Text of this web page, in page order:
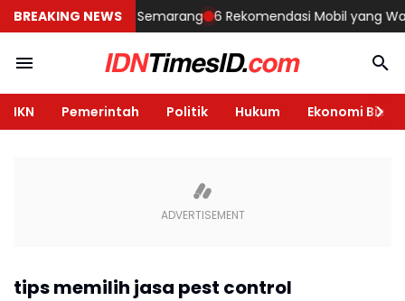
BREAKING NEWS
Rumah di Semarang 6 Rekomendasi Mobil yang
IKN Pemerintah Politik Hukum Ekonomi Bisnis
tips memilih jasa pest control